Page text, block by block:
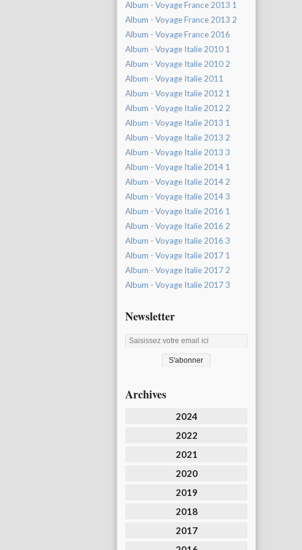
Album - Voyage France 2013 1
Album - Voyage France 2013 2
Album - Voyage France 2016
Album - Voyage Italie 2010 1
Album - Voyage Italie 2010 2
Album - Voyage Italie 2011
Album - Voyage Italie 2012 1
Album - Voyage Italie 2012 2
Album - Voyage Italie 2013 1
Album - Voyage Italie 2013 2
Album - Voyage Italie 2013 3
Album - Voyage Italie 2014 1
Album - Voyage Italie 2014 2
Album - Voyage Italie 2014 3
Album - Voyage Italie 2016 1
Album - Voyage Italie 2016 2
Album - Voyage Italie 2016 3
Album - Voyage Italie 2017 1
Album - Voyage Italie 2017 2
Album - Voyage Italie 2017 3
Newsletter
Archives
2024
2022
2021
2020
2019
2018
2017